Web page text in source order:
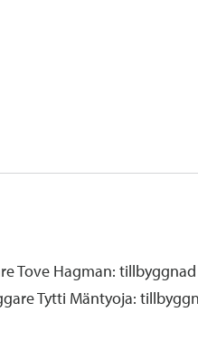
Tove Hagman:
Tytti Mäntyoja: